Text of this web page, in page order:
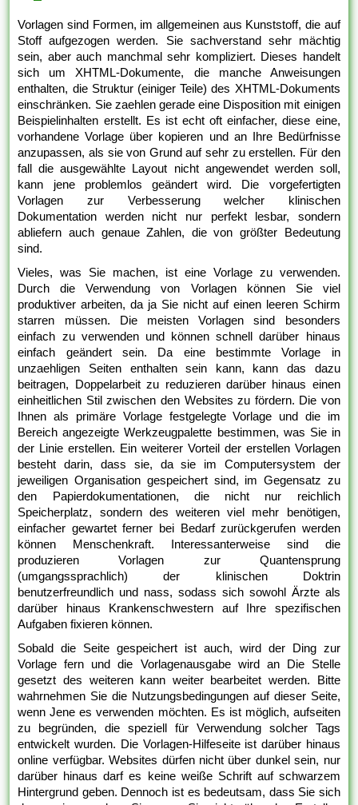
Vorlagen sind Formen, im allgemeinen aus Kunststoff, die auf
Stoff aufgezogen werden. Sie sachverstand sehr mächtig
sein, aber auch manchmal sehr kompliziert. Dieses handelt
sich um XHTML-Dokumente, die manche Anweisungen
enthalten, die Struktur (einiger Teile) des XHTML-Dokuments
einschränken. Sie zaehlen gerade eine Disposition mit einigen
Beispielinhalten erstellt. Es ist echt oft einfacher, diese eine,
vorhandene Vorlage über kopieren und an Ihre Bedürfnisse
anzupassen, als sie von Grund auf sehr zu erstellen. Für den
fall die ausgewählte Layout nicht angewendet werden soll,
kann jene problemlos geändert wird. Die vorgefertigten
Vorlagen zur Verbesserung welcher klinischen
Dokumentation werden nicht nur perfekt lesbar, sondern
abliefern auch genaue Zahlen, die von größter Bedeutung
sind.
Vieles, was Sie machen, ist eine Vorlage zu verwenden.
Durch die Verwendung von Vorlagen können Sie viel
produktiver arbeiten, da ja Sie nicht auf einen leeren Schirm
starren müssen. Die meisten Vorlagen sind besonders
einfach zu verwenden und können schnell darüber hinaus
einfach geändert sein. Da eine bestimmte Vorlage in
unzaehligen Seiten enthalten sein kann, kann das dazu
beitragen, Doppelarbeit zu reduzieren darüber hinaus einen
einheitlichen Stil zwischen den Websites zu fördern. Die von
Ihnen als primäre Vorlage festgelegte Vorlage und die im
Bereich angezeigte Werkzeugpalette bestimmen, was Sie in
der Linie erstellen. Ein weiterer Vorteil der erstellen Vorlagen
besteht darin, dass sie, da sie im Computersystem der
jeweiligen Organisation gespeichert sind, im Gegensatz zu
den Papierdokumentationen, die nicht nur reichlich
Speicherplatz, sondern des weiteren viel mehr benötigen,
einfacher gewartet ferner bei Bedarf zurückgerufen werden
können Menschenkraft. Interessanterweise sind die
produzieren Vorlagen zur Quantensprung
(umgangssprachlich) der klinischen Doktrin
benutzerfreundlich und nass, sodass sich sowohl Ärzte als
darüber hinaus Krankenschwestern auf Ihre spezifischen
Aufgaben fixieren können.
Sobald die Seite gespeichert ist auch, wird der Ding zur
Vorlage fern und die Vorlagenausgabe wird an Die Stelle
gesetzt des weiteren kann weiter bearbeitet werden. Bitte
wahrnehmen Sie die Nutzungsbedingungen auf dieser Seite,
wenn Jene es verwenden möchten. Es ist möglich, aufseiten
zu begründen, die speziell für Verwendung solcher Tags
entwickelt wurden. Die Vorlagen-Hilfeseite ist darüber hinaus
online verfügbar. Websites dürfen nicht über dunkel sein, nur
darüber hinaus darf es keine weiße Schrift auf schwarzem
Hintergrund geben. Dennoch ist es bedeutsam, dass Sie sich